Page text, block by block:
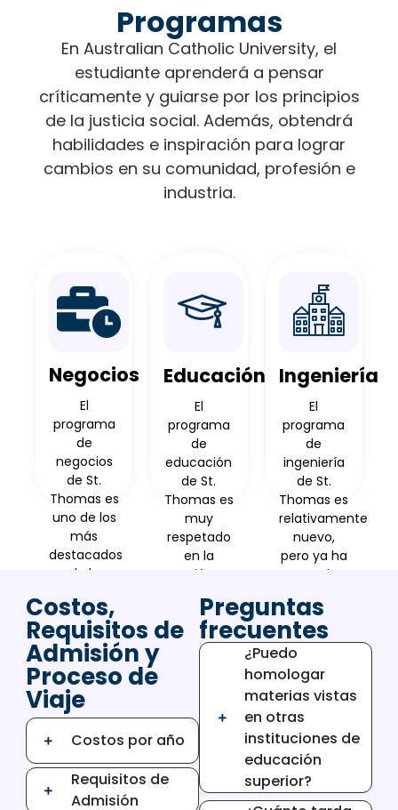
Programas
En Australian Catholic University, el
estudiante aprenderá a pensar
críticamente y guiarse por los principios
de la justicia social. Además, obtendrá
habilidades e inspiración para lograr
cambios en su comunidad, profesión e
industria.
Negocios
El
programa
de
negocios
de St.
Thomas es
uno de los
más
destacados
de la
y está
acreditado
por la
Asociación
para el
Avance de
las
Escuelas
Colegiadas
de
Negocios
Educación
El
programa
de
educación
de St.
Thomas es
muy
respetado
en la
región y
acreditado
por el
Consejo
de la
Formación
Docente
(NCATE)
Ingeniería
El
programa
de
ingeniería
de St.
Thomas es
relativamente
nuevo,
pero ya ha
ganado
reputación.
Ofrece
especializaciones
en
ingeniería
mecánica,
eléctrica,
civil y de
software.
Costos,
Requisitos de
Admisión y
Proceso de
Viaje
Costos por año
Requisitos de
Admisión
Preguntas
frecuentes
¿Puedo
homologar
materias vistas
en otras
instituciones de
educación
superior?